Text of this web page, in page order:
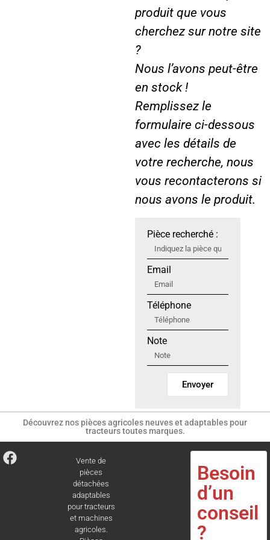
G
E
produit que vous
cherchez sur notre site
?
Nous l’avons peut-être
en stock !
Remplissez le
formulaire ci-dessous
avec les détails de
votre recherche, nous
vous recontacterons si
nous avons le produit.
Pièce recherché :
Email
Téléphone
Note
Envoyer
Découvrez nos pièces agricoles neuves et adaptables pour
tracteurs toutes marques.
Vente de
pièces
détachées
adaptables
pour tracteurs
et machines
agricoles.
Besoin
d’un
conseil
?